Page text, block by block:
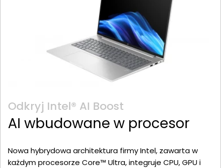
Odkryj Intel® AI Boost
AI wbudowane w procesor
Nowa hybrydowa architektura firmy Intel, zawarta w
każdym procesorze Core™ Ultra, integruje CPU, GPU i